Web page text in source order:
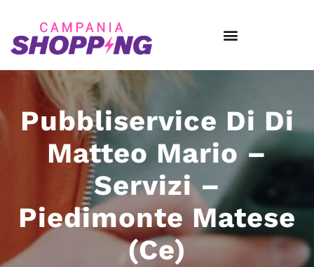
Pubbliservice Di Di
Matteo Mario –
Servizi –
Piedimonte Matese
(Ce)